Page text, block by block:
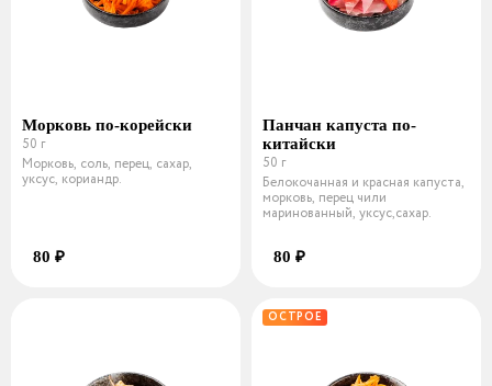
Морковь по-корейски
50 г
Морковь, соль, перец, сахар,
уксус, кориандр.
80 ₽
Панчан капуста по-
китайски
50 г
Белокочанная и красная капуста,
морковь, перец чили
маринованный, уксус,сахар.
80 ₽
ОСТРОЕ